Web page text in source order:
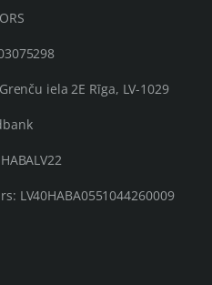
iela 2E Rīga, LV-1029
LV40HABA0551044260009